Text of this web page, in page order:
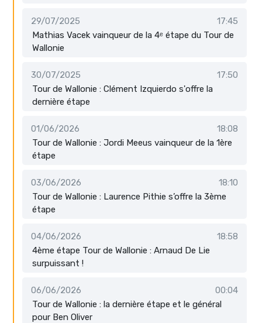
29/07/2025
17:45
Mathias Vacek vainqueur de la 4ᵉ étape du Tour de
Wallonie
30/07/2025
17:50
Tour de Wallonie : Clément Izquierdo s'offre la
dernière étape
01/06/2026
18:08
Tour de Wallonie : Jordi Meeus vainqueur de la 1ère
étape
03/06/2026
18:10
Tour de Wallonie : Laurence Pithie s’offre la 3ème
étape
04/06/2026
18:58
4ème étape Tour de Wallonie : Arnaud De Lie
surpuissant !
06/06/2026
00:04
Tour de Wallonie : la dernière étape et le général
pour Ben Oliver